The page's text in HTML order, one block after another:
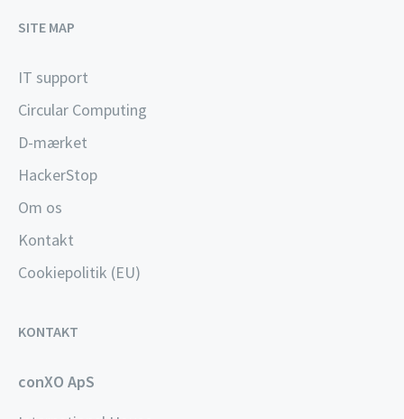
SITE MAP
IT support
Circular Computing
D-mærket
HackerStop
Om os
Kontakt
Cookiepolitik (EU)
KONTAKT
conXO ApS